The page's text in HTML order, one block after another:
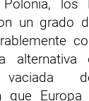
los
un grado
alternativa
vaciada
que